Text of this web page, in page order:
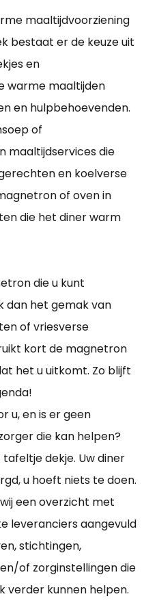
maaltijdvoorziening
bestaat er de keuze uit
en
warme maaltijden
en hulpbehoevenden.
of
maaltijdservices die
en koelverse
of oven in
die het diner warm
die u kunt
dan het gemak van
of vriesverse
kort de magnetron
het u uitkomt. Zo blijft
u, en is er geen
die kan helpen?
dekje. Uw diner
u hoeft niets te doen.
een overzicht met
leveranciers aangevuld
stichtingen,
of zorginstellingen die
verder kunnen helpen.